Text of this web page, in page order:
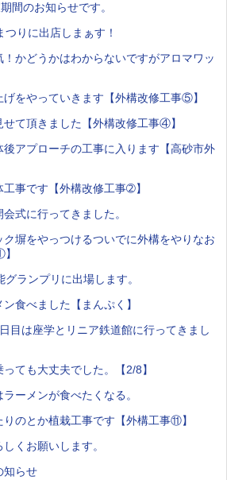
間のお知らせです。
りに出店しまぁす！
かどうかはわからないですがアロマワッ
をやっていきます【外構改修工事⑤】
て頂きました【外構改修工事④】
アプローチの工事に入ります【高砂市外
事です【外構改修工事➁】
式に行ってきました。
塀をやっつけるついでに外構をやりなお
ランプリに出場します。
食べました【まんぷく】
目は座学とリニア鉄道館に行ってきまし
ても大丈夫でした。【2/8】
ーメンが食べたくなる。
のとか植栽工事です【外構工事⑪】
くお願いします。
知らせ